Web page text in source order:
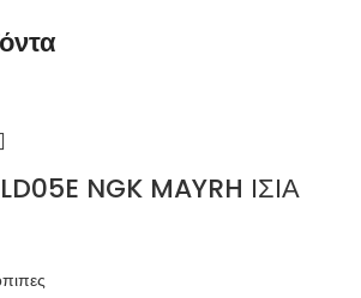
NGK MAYRH ΙΣΙΑ